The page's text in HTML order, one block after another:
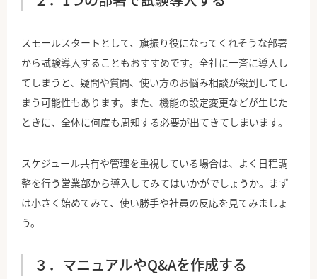
スモールスタートとして、旗振り役になってくれそうな部署
から試験導入することもおすすめです。全社に一斉に導入し
てしまうと、疑問や質問、使い方のお悩み相談が殺到してし
まう可能性もあります。また、機能の設定変更などが生じた
ときに、全体に何度も周知する必要が出てきてしまいます。
スケジュール共有や管理を重視している場合は、よく日程調
整を行う営業部から導入してみてはいかがでしょうか。まず
は小さく始めてみて、使い勝手や社員の反応を見てみましょ
う。
３．マニュアルやQ&Aを作成する